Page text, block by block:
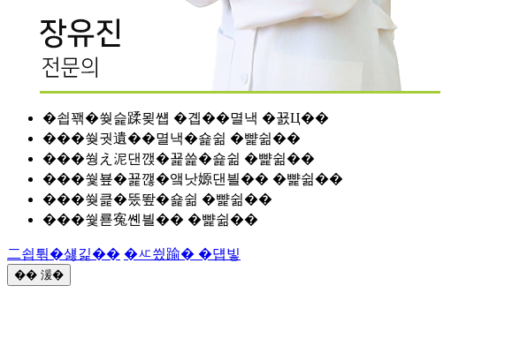
�쇱꽦�쒖슱蹂묒썝 �곕��멸낵 �꾨Ц��
���쒖궛遺��멸낵�숉쉶 �뺥쉶��
���쒕え泥댄깭�꾩쓽�숉쉶 �뺥쉶��
���쒗뵾�꾩깮�앸낫嫄댄븰�� �뺥쉶��
���쒖큹�뚰뙆�숉쉶 �뺥쉶��
���쒗룓寃쏀븰�� �뺥쉶��
二쇱튂�섏긽�� �ㅼ씠踰� �덉빟
�� 湲�